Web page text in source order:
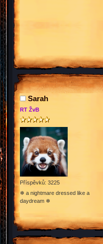
Sarah
RT ŽvB
Příspěvků: 3225
❄ a nightmare dressed like a
daydream ❄